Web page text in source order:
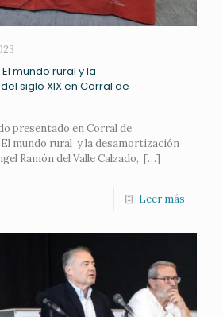
mundo rural y la
siglo XIX en Corral de
presentado en Corral de
mundo rural y la desamortización
Ramón del Valle Calzado, […]
Leer más